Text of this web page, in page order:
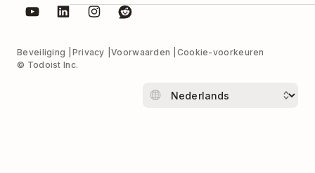
Beveiliging Privacy Voorwaarden
Cookie-voorkeuren
© Todoist Inc.